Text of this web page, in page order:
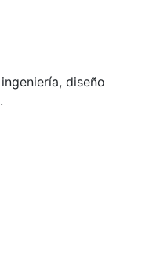
diseño